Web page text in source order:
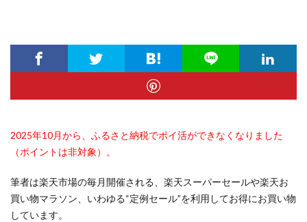
2025年10月から、ふるさと納税でポイ活ができなくなりました
（ポイントは非対象）。
筆者は楽天市場の毎月開催される、楽天スーパーセールや楽天お
買い物マラソン、いわゆる“定例セール”を利用してお得にお買い物
しています。